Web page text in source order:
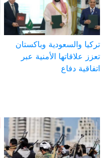
تركيا والسعودية وباكستان
تعزز علاقاتها الأمنية عبر
اتفاقية دفاع